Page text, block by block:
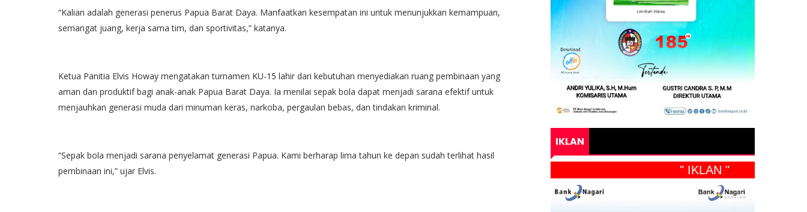
“Kalian adalah generasi penerus Papua Barat Daya. Manfaatkan kesempatan ini untuk menunjukkan kemampuan,
semangat juang, kerja sama tim, dan sportivitas,” katanya.
Ketua Panitia Elvis Howay mengatakan turnamen KU-15 lahir dari kebutuhan menyediakan ruang pembinaan yang
aman dan produktif bagi anak-anak Papua Barat Daya. Ia menilai sepak bola dapat menjadi sarana efektif untuk
menjauhkan generasi muda dari minuman keras, narkoba, pergaulan bebas, dan tindakan kriminal.
“Sepak bola menjadi sarana penyelamat generasi Papua. Kami berharap lima tahun ke depan sudah terlihat hasil
pembinaan ini,” ujar Elvis.
IKLAN
" IKLAN "